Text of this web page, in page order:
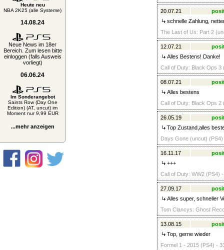
Heute neu
NBA 2K25 (alle Systeme)
14.08.24
Neue News im 18er
Bereich. Zum lesen bitte
einloggen (falls Ausweis
vorliegt)
06.06.24
Im Sonderangebot
Saints Row (Day One
Edition) (AT, uncut) im
Moment nur 9,99 EUR
...mehr anzeigen
20.07.21
schnelle Zahlung,
The Last of Us: Part 2
12.07.21
Alles Bestens! Danke!
Call of Duty: Black Ops 3
08.07.21
Alles bestens
Call of Duty: Black Ops 2
26.05.19
Top Zustand,alles
Days Gone (uncut)
16.11.17
+++
Call of Duty: WW2 (PS4)
27.09.17
Alles super, schneller
Tom Clancys: Ghost
13.08.15
Top, gerne wieder
Formel 1 - 2015 (PS4) -